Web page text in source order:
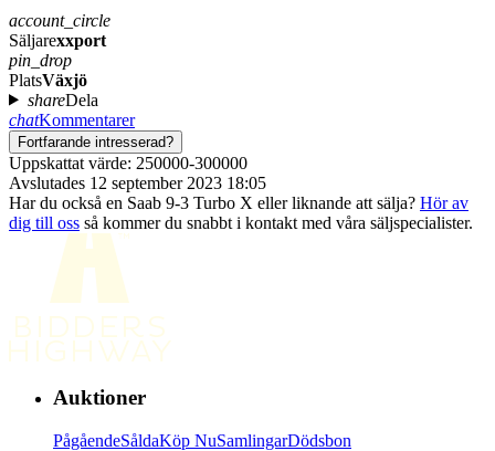
account_circle
Säljarexxport
pin_drop
PlatsVäxjö
shareDela
chatKommentarer
Fortfarande intresserad?
Uppskattat värde: 250000-300000
Avslutades 12 september 2023 18:05
Har du också en Saab 9-3 Turbo X eller liknande att sälja? Hör av
dig till oss så kommer du snabbt i kontakt med våra säljspecialister.
Auktioner
PågåendeSåldaKöp NuSamlingarDödsbon